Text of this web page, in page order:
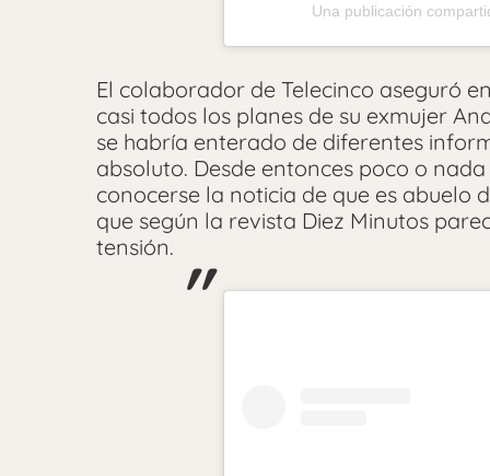
Una publicación
El colaborador de Telecinco aseguró
casi todos los planes de su exmujer
se habría enterado de diferentes
absoluto. Desde entonces poco o
conocerse la noticia de que es abuelo
que según la revista Diez Minutos
tensión.